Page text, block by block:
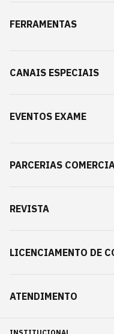
FERRAMENTAS
CANAIS ESPECIAIS
EVENTOS EXAME
PARCERIAS
REVISTA
LICENCIAMENTO DE
ATENDIMENTO